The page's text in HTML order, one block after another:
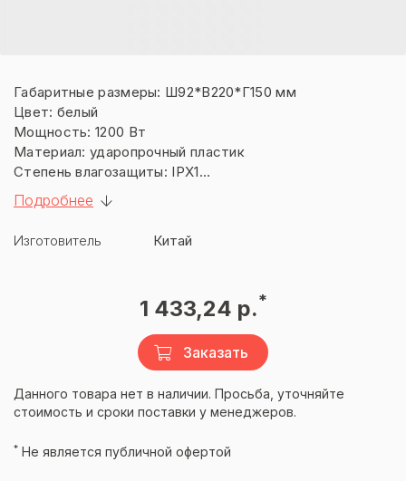
Габаритные размеры: Ш92*В220*Г150 мм
Цвет: белый
Мощность: 1200 Вт
Материал: ударопрочный пластик
Степень влагозащиты: IPX1
Напряжение питания: 220 +/- 5 %
Вес: 0.62 кг
Гарантия: 6 месяцев
Подробнее
Изготовитель Китай
1 433,24 р.*
Заказать
Данного товара нет в наличии. Просьба, уточняйте
стоимость и сроки поставки у менеджеров.
* Не является публичной офертой